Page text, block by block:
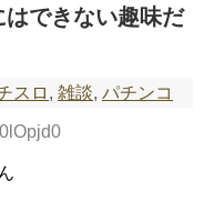
の思い出ｗｗｗ
できない趣味だ
スロ ,雑談,パチンコ